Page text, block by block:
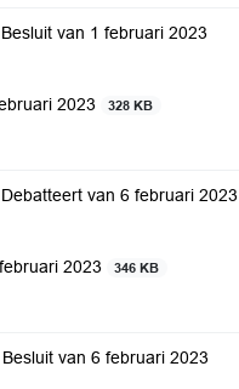
van 1 februari 2023
2023
328 KB
van 6 februari 2023
2023
346 KB
van 6 februari 2023